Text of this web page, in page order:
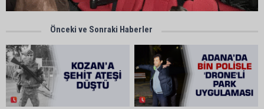
Önceki ve Sonraki Haberler